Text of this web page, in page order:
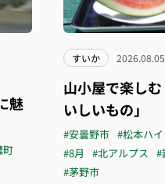
魅
町
すいか 2026.08.05
山小屋で楽し
いしいもの」
#安曇野市 #松本ハ
#8月
#北アルプス #
#茅野市